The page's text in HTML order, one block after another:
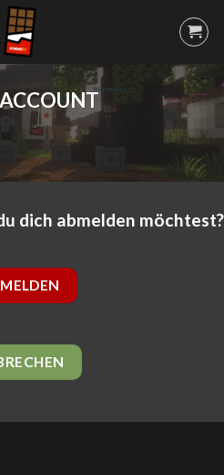
dich abmelden möchtest?